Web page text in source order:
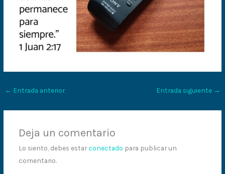
← Entrada anterior Entrada siguiente →
Deja un comentario
Lo siento, debes estarconectado para publicar un
comentario.